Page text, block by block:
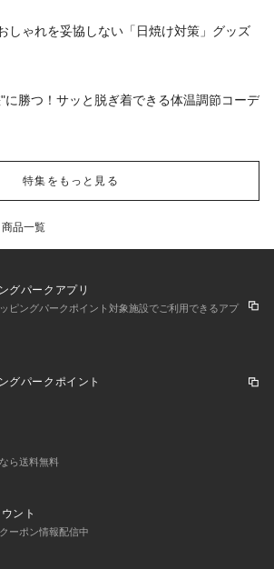
しゃれを妥協しない「日焼け対策」グッズ
に勝つ！サッと脱ぎ着できる体温調節コーデ
特集をもっと見る
商品一覧
グパークアプリ
ピングパークポイント対象施設でご利用できるアプ
グパークポイント
ら送料無料
ント
ーポン情報配信中